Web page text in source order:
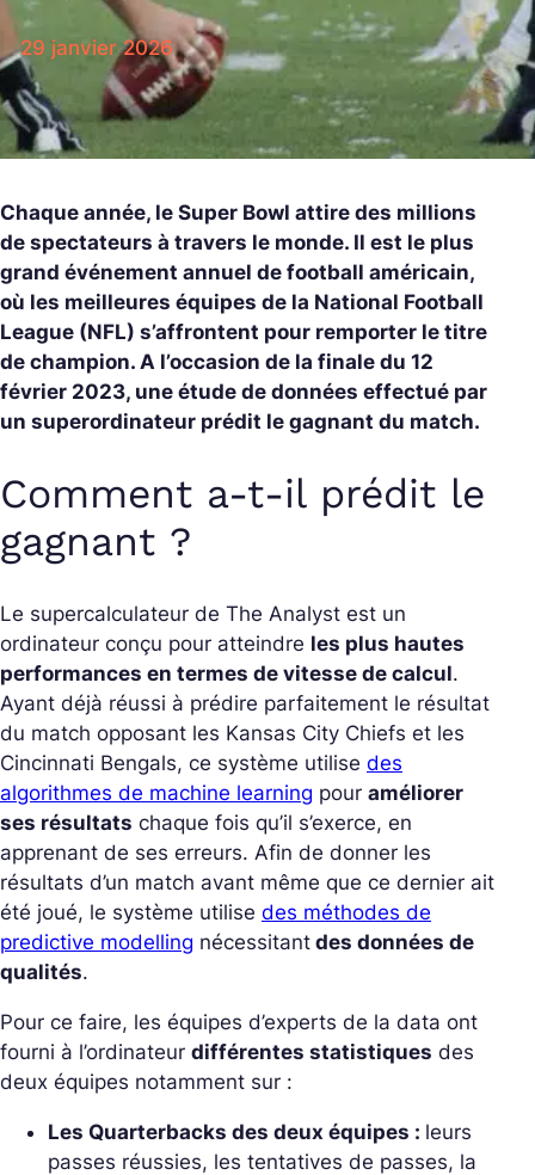
29 janvier 2026
Chaque année, le Super Bowl attire des millions
de spectateurs à travers le monde. Il est le plus
grand événement annuel de football américain,
où les meilleures équipes de la National Football
League (NFL) s’affrontent pour remporter le titre
de champion. A l’occasion de la finale du 12
février 2023, une étude de données effectué par
un superordinateur prédit le gagnant du match.
Comment a-t-il prédit le
gagnant ?
Le supercalculateur de The Analyst est un
ordinateur conçu pour atteindre les plus hautes
performances en termes de vitesse de calcul.
Ayant déjà réussi à prédire parfaitement le résultat
du match opposant les Kansas City Chiefs et les
Cincinnati Bengals, ce système utilise des
algorithmes de machine learning pour améliorer
ses résultats chaque fois qu’il s’exerce, en
apprenant de ses erreurs. Afin de donner les
résultats d’un match avant même que ce dernier ait
été joué, le système utilise des méthodes de
predictive modelling nécessitant des données de
qualités.
Pour ce faire, les équipes d’experts de la data ont
fourni à l’ordinateur différentes statistiques des
deux équipes notamment sur :
Les Quarterbacks des deux équipes : leurs
passes réussies, les tentatives de passes, la